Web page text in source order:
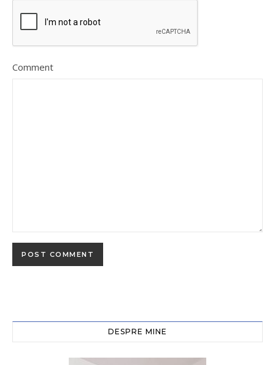
Comment
DESPRE MINE